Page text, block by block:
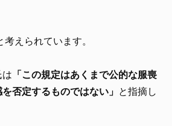
えられています。
「この規定はあくまで公的な服喪
否定するものではない」 と指摘し